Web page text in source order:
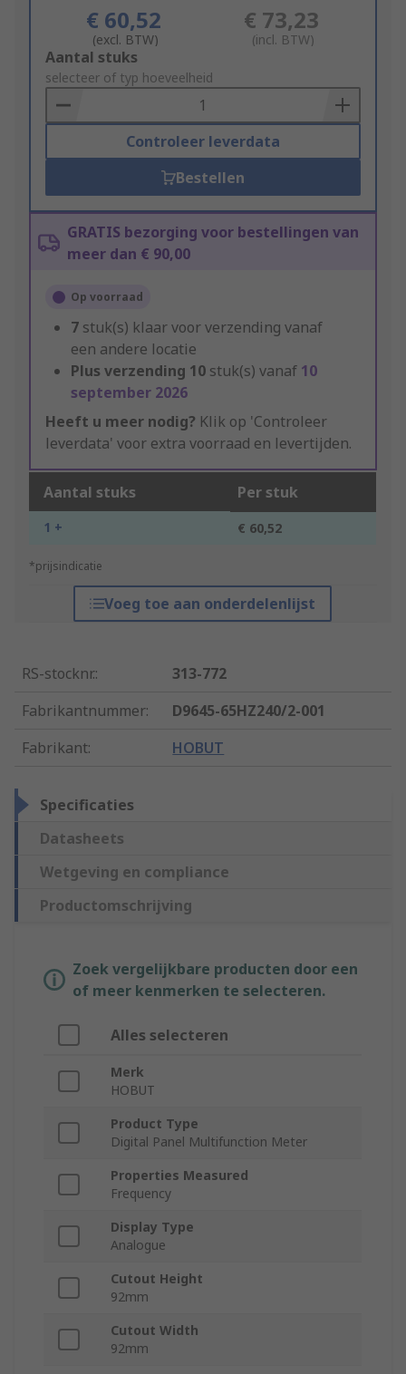
€ 60,52
(excl. BTW)
€ 73,23
(incl. BTW)
Add
to
Basket
Aantal stuks
selecteer of typ hoeveelheid
Controleer leverdata
Bestellen
GRATIS bezorging voor bestellingen van
meer dan € 90,00
Op voorraad
7 stuk(s) klaar voor verzending vanaf
een andere locatie
Plus verzending 10 stuk(s) vanaf 10
september 2026
Heeft u meer nodig? Klik op 'Controleer
leverdata' voor extra voorraad en levertijden.
Aantal stuks Per stuk
1 + € 60,52
*prijsindicatie
Voeg toe aan onderdelenlijst
RS-stocknr.:
313-772
Fabrikantnummer:
D9645-65HZ240/2-001
Fabrikant: HOBUT
Specificaties
Datasheets
Wetgeving en compliance
Productomschrijving
Zoek vergelijkbare producten door een
of meer kenmerken te selecteren.
Alles selecteren
Merk
HOBUT
Product Type
Digital Panel Multifunction Meter
Properties Measured
Frequency
Display Type
Analogue
Cutout Height
92mm
Cutout Width
92mm